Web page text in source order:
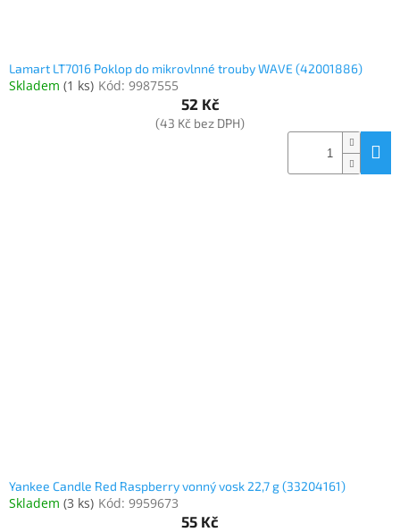
Lamart LT7016 Poklop do mikrovlnné trouby WAVE (42001886)
Skladem (1 ks) Kód: 9987555
52 Kč
(43 Kč bez DPH)
Yankee Candle Red Raspberry vonný vosk 22,7 g (33204161)
Skladem (3 ks) Kód: 9959673
55 Kč